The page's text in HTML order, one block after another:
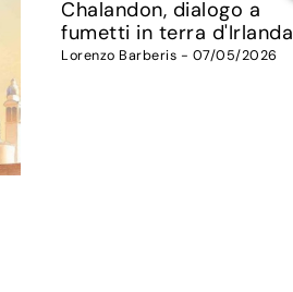
Chalandon, dialogo a
fumetti in terra d'Irlanda
Lorenzo Barberis - 07/05/2026